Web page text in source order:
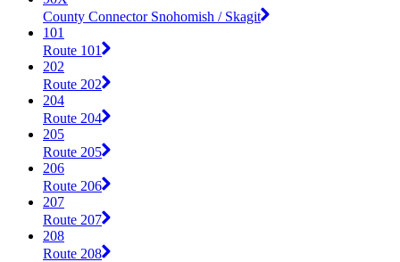
County Connector Snohomish / Skagit
101
Route 101
202
Route 202
204
Route 204
205
Route 205
206
Route 206
207
Route 207
208
Route 208